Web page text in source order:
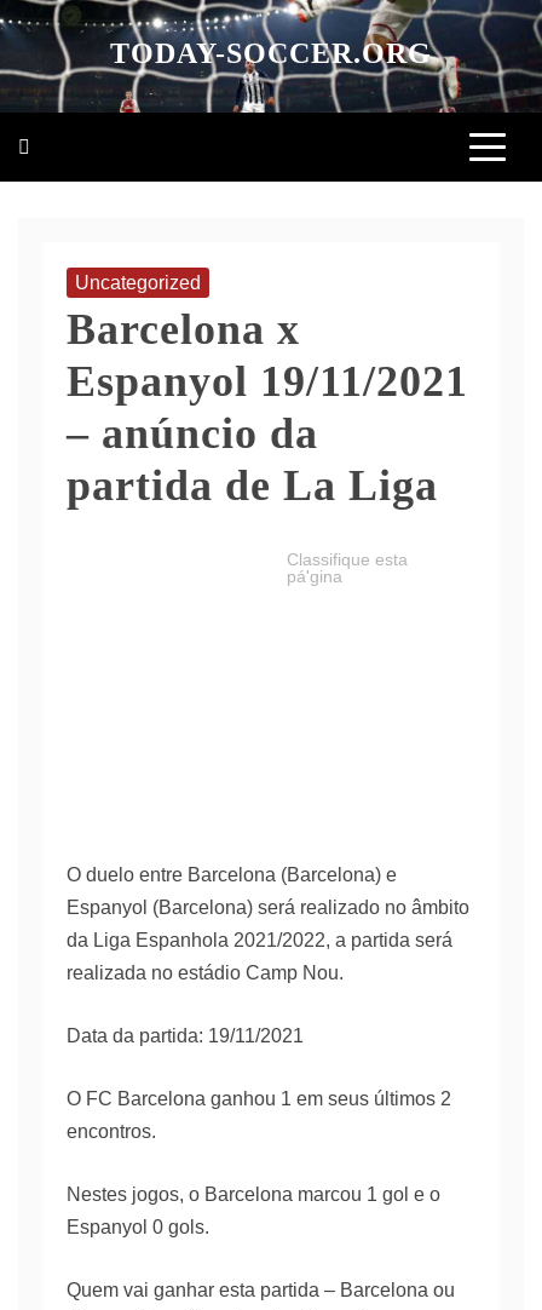
Skip
content
TODAY-SOCCER.ORG
Uncategorized
Barcelona x
Espanyol 19/11/2021
– anúncio da
partida de La Liga
Classifique esta
pá'gina
O duelo entre Barcelona (Barcelona) e
Espanyol (Barcelona) será realizado no âmbito
da Liga Espanhola 2021/2022, a partida será
realizada no estádio Camp Nou.
Data da partida: 19/11/2021
O FC Barcelona ganhou 1 em seus últimos 2
encontros.
Nestes jogos, o Barcelona marcou 1 gol e o
Espanyol 0 gols.
Quem vai ganhar esta partida – Barcelona ou